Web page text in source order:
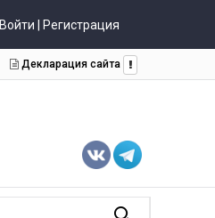
Войти | Регистрация
Декларация сайта